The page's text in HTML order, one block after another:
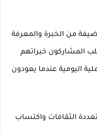
من الخبرة والمعرفة
المشاركون خبراتهم
اليومية عندما يعودون
الثقافات واكتساب